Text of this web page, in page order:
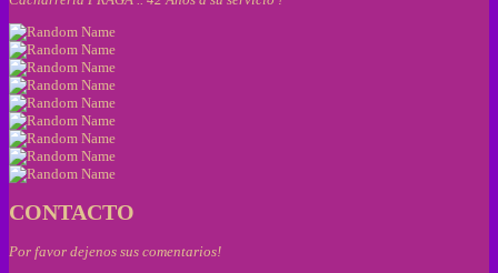
CONTACTO
Por favor dejenos sus comentarios!